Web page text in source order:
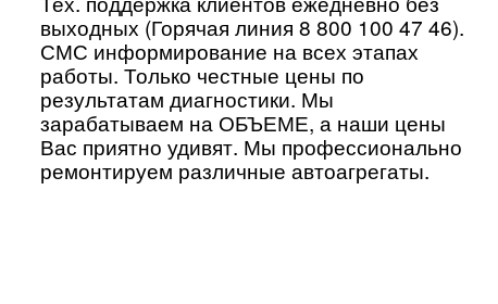
выходных (Горячая линия 8 800 100 47 46).
СМС информирование на всех этапах
работы. Только честные цены по
результатам диагностики. Мы
зарабатываем на ОБЪЕМЕ, а наши цены
Вас приятно удивят. Мы профессионально
ремонтируем различные автоагрегаты.